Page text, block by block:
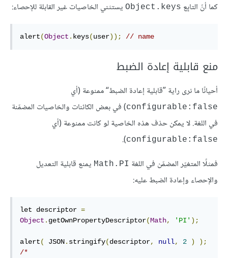
كما أنّ التابِع Object.keys يستثني الخاصيات غير القابلة للإحصاء:
alert(Object . keys(user)); // name
منع قابلية إعادة الضبط
أحيانًا ما نرى راية ”قابلية إعادة الضبط“ ممنوعة (أي
configurable:false) في بعض الكائنات والخاصيات المضمّنة
في اللغة. لا يمكن حذف هذه الخاصية لو كانت ممنوعة (أي
configurable:false
).
فمثلًا المتغيّر المضمّن في اللغة Math.PI يمنع قابلية التعديل
والإحصاء وإعادة الضبط عليه:
let descriptor =
Object . getOwnPropertyDescriptor(Math, 'PI' );
alert( JSON. stringify(descriptor, null, 2 )
);
/*